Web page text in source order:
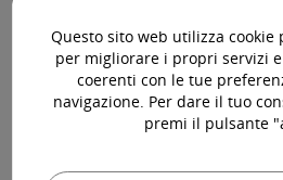
Consegna in 24-48 ore
Questo sito web utilizza
per migliorare i propri servizi
coerenti con le tue
navigazione. Per dare il tuo
premi il pulsante